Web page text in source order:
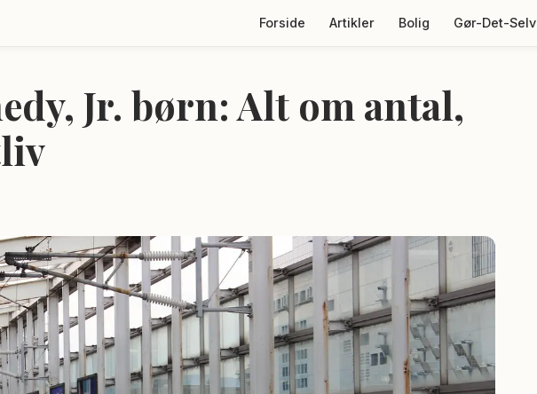
Forside Artikler Bolig Gør-Det-Selv
Jr. børn: Alt om antal,